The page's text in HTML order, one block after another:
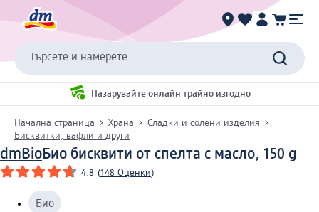
Търсете и намерете
Пазарувайте онлайн трайно изгодно
Начална страница Храна
Сладки и солени изделия
Бисквитки, вафли и други
dmBioБио бисквити от спелта с масло, 150 g
4.8 (148 Оценки)
Био